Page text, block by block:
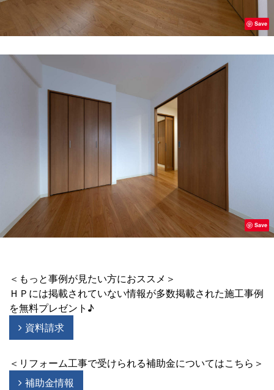
Save
Save
＜もっと事例が見たい方におススメ＞
ＨＰには掲載されていない情報が多数掲載された施工事例
を無料プレゼント♪
資料請求
＜リフォーム工事で受けられる補助金についてはこちら＞
補助金情報